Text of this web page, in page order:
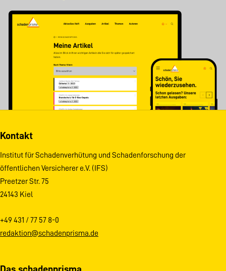
Kontakt
Institut für Schadenverhütung und Schadenforschung der
öffentlichen Versicherer e.V. (IFS)
Preetzer Str. 75
24143 Kiel
+49 431 / 77 57 8-0
redaktion@schadenprisma.de
Das schadenprisma